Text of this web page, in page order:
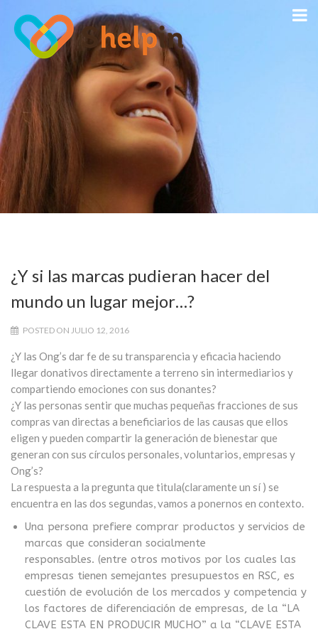
¿Y si las marcas pudieran hacer del
mundo un lugar mejor…?
POSTED ON JULIO 12, 2016
¿Y las Ong’s dar fe de su transparencia y eficacia haciendo
llegar donativos directamente a terreno sin intermediarios y
compartiendo emociones con sus donantes?
¿Y las personas sentir que muchas pequeñas fracciones de sus
compras van directas a beneficiarios de las causas que ellos
eligen y pueden compartir la generación de bienestar que
generan con sus círculos personales, voluntarios, empresas y
Ong’s?
La respuesta a la pregunta que titula(claramente un sí ) se
encuentra en las dos segundas, vamos a ponernos en contexto.
Una persona prefiere comprar productos y servicios de
marcas que consideran socialmente
responsables. (entre otros motivos por los cuales las
empresas tienen semejantes presupuestos en RSC, es
cuestión de evolución de los mercados y competencia y
los factores de diferenciación de empresas, de la “LA
CLAVE ESTA EN PRODUCIR MUCHO” a la “CLAVE ESTA